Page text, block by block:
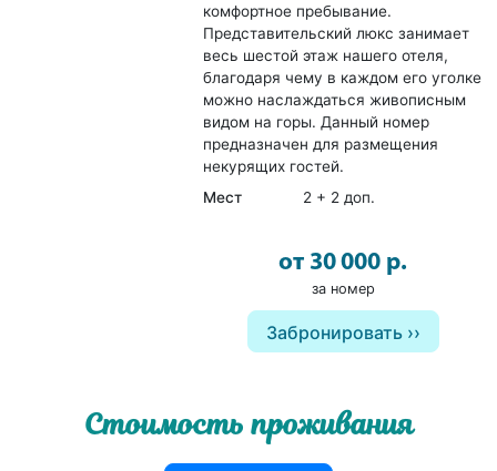
комфортное пребывание.
Представительский люкс занимает
весь шестой этаж нашего отеля,
благодаря чему в каждом его уголке
можно наслаждаться живописным
видом на горы. Данный номер
предназначен для размещения
некурящих гостей.
Мест
2 + 2 доп.
от 30 000 р.
за номер
Забронировать
Стоимость проживания